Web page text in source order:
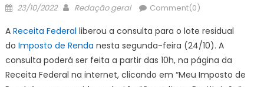
Posted
23/10/2022 Author
Redação geral Comment(0)
A Receita Federal liberou a consulta para o lote residual
do Imposto de Renda nesta segunda-feira (24/10). A
consulta poderá ser feita a partir das 10h, na página da
Receita Federal na internet, clicando em “Meu Imposto de